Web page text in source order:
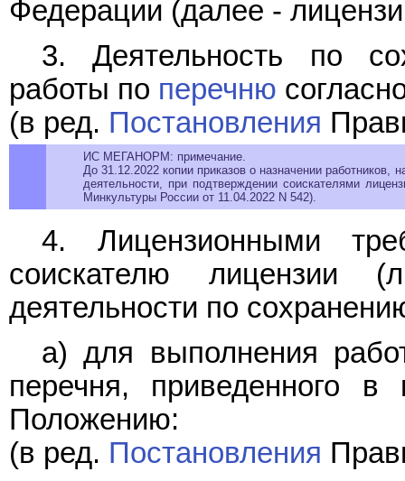
Федерации (далее -
3. Деятельность по
работы по перечню
(в ред. Постановления
ИС МЕГАНОРМ: примечание.
До 31.12.2022 копии приказов о назначении
деятельности, при подтверждении соискателями
Минкультуры России от 11.04.2022 N 542).
4. Лицензионными
соискателю лицензии
деятельности по
а) для выполнения
перечня, приведенного
Положению:
(в ред. Постановления